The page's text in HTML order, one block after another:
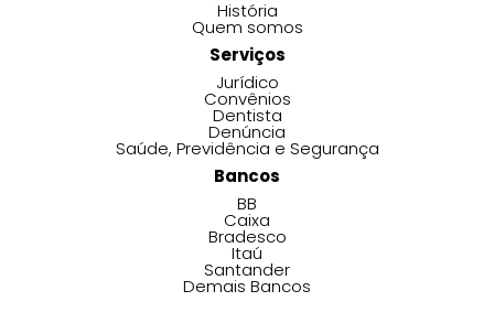
História
Quem somos
Serviços
Jurídico
Convênios
Dentista
Denúncia
Saúde, Previdência e Segurança
Bancos
BB
Caixa
Bradesco
Itaú
Santander
Demais Bancos